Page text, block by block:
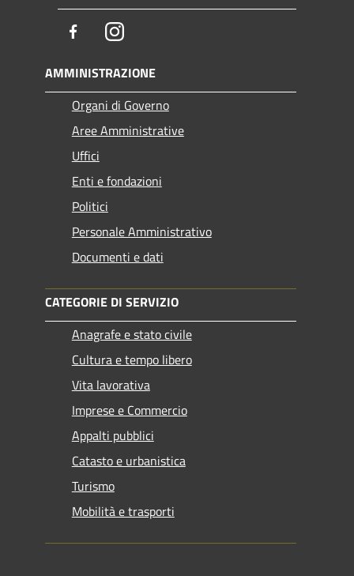
FacebookInstagram
AMMINISTRAZIONE
Organi di Governo
Aree Amministrative
Uffici
Enti e fondazioni
Politici
Personale Amministrativo
Documenti e dati
CATEGORIE DI SERVIZIO
Anagrafe e stato civile
Cultura e tempo libero
Vita lavorativa
Imprese e Commercio
Appalti pubblici
Catasto e urbanistica
Turismo
Mobilità e trasporti